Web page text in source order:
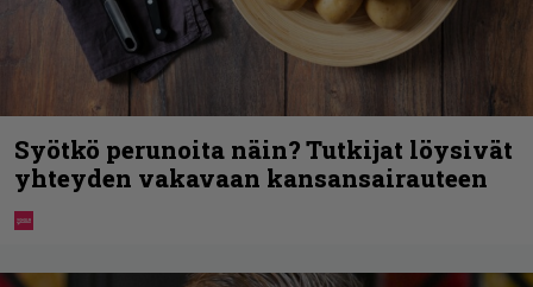
Syötkö perunoita näin? Tutkijat löysivät
yhteyden vakavaan kansansairauteen